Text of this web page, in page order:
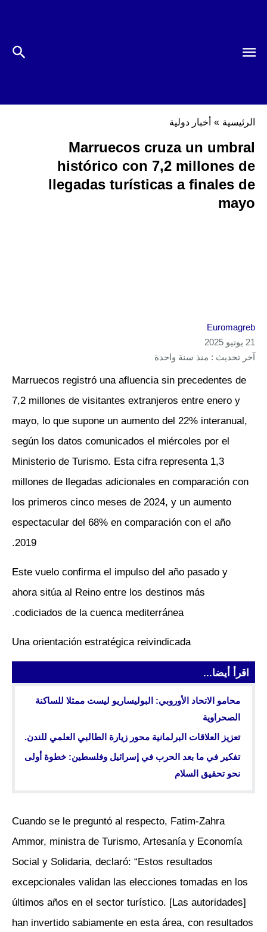
الرئيسية » أخبار دولية
Marruecos cruza un umbral
histórico con 7,2 millones de
llegadas turísticas a finales de
mayo
Euromagreb
21 يونيو 2025
آخر تحديث : منذ سنة واحدة
Marruecos registró una afluencia sin precedentes de
7,2 millones de visitantes extranjeros entre enero y
mayo, lo que supone un aumento del 22% interanual,
según los datos comunicados el miércoles por el
Ministerio de Turismo. Esta cifra representa 1,3
millones de llegadas adicionales en comparación con
los primeros cinco meses de 2024, y un aumento
espectacular del 68% en comparación con el año
2019.
Este vuelo confirma el impulso del año pasado y
ahora sitúa al Reino entre los destinos más
codiciados de la cuenca mediterránea.
Una orientación estratégica reivindicada
اقرأ أيضا...
محامو الاتحاد الأوروبي: البوليساريو ليست ممثلا للساكنة
الصحراوية
تعزيز العلاقات البرلمانية محور زيارة الطالبي العلمي للندن.
تفكير في ما بعد الحرب في إسرائيل وفلسطين: خطوة أولى
نحو تحقيق السلام
Cuando se le preguntó al respecto, Fatim-Zahra
Ammor, ministra de Turismo, Artesanía y Economía
Social y Solidaria, declaró: “Estos resultados
excepcionales validan las elecciones tomadas en los
últimos años en el sector turístico. [Las autoridades]
han invertido sabiamente en esta área, con resultados